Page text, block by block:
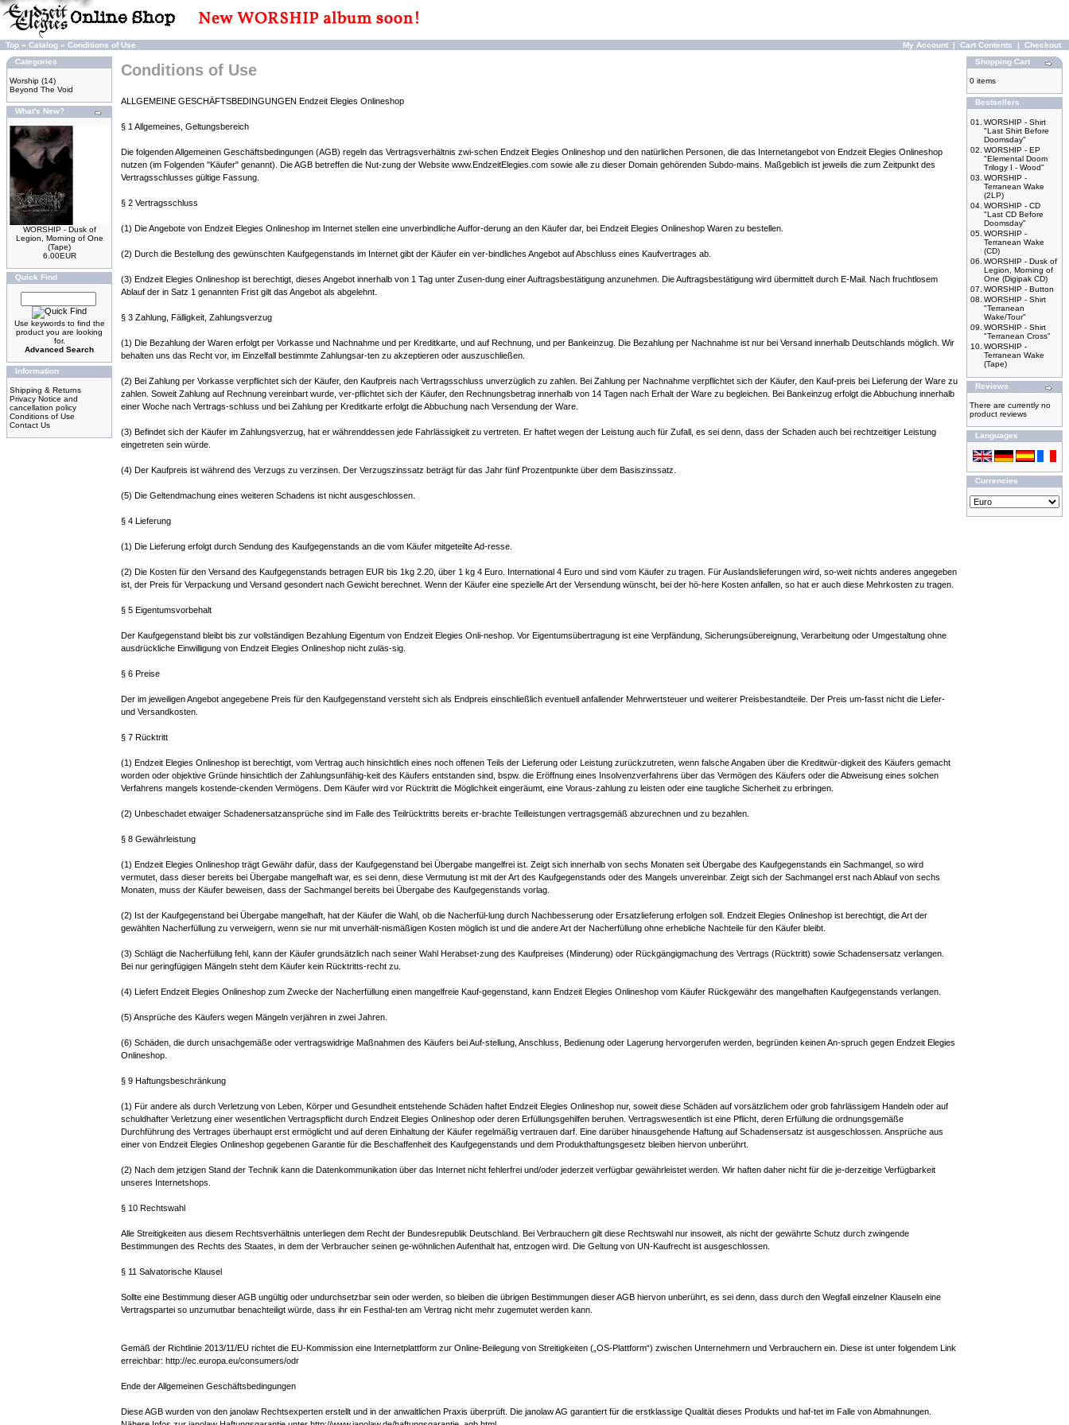
Top » Catalog » Conditions of Use My Account | Cart Contents | Checkout
Categories
Worship (14)
Beyond The Void
What's New?
WORSHIP - Dusk of
Legion, Morning of One
(Tape)
6.00EUR
Quick Find
Use keywords to find the
product you are looking
for.
Advanced Search
Information
Shipping & Returns
Privacy Notice and
cancellation policy
Conditions of Use
Contact Us
Conditions of Use
ALLGEMEINE GESCHÄFTSBEDINGUNGEN Endzeit Elegies Onlineshop
§ 1 Allgemeines, Geltungsbereich
Die folgenden Allgemeinen Geschäftsbedingungen (AGB) regeln das Vertragsverhältnis zwi-schen Endzeit Elegies Onlineshop und den natürlichen Personen, die das Internetangebot von Endzeit Elegies Onlineshop
nutzen (im Folgenden "Käufer" genannt). Die AGB betreffen die Nut-zung der Website www.EndzeitElegies.com sowie alle zu dieser Domain gehörenden Subdo-mains. Maßgeblich ist jeweils die zum Zeitpunkt des
Vertragsschlusses gültige Fassung.
§ 2 Vertragsschluss
(1) Die Angebote von Endzeit Elegies Onlineshop im Internet stellen eine unverbindliche Auffor-derung an den Käufer dar, bei Endzeit Elegies Onlineshop Waren zu bestellen.
(2) Durch die Bestellung des gewünschten Kaufgegenstands im Internet gibt der Käufer ein ver-bindliches Angebot auf Abschluss eines Kaufvertrages ab.
(3) Endzeit Elegies Onlineshop ist berechtigt, dieses Angebot innerhalb von 1 Tag unter Zusen-dung einer Auftragsbestätigung anzunehmen. Die Auftragsbestätigung wird übermittelt durch E-Mail. Nach fruchtlosem
Ablauf der in Satz 1 genannten Frist gilt das Angebot als abgelehnt.
§ 3 Zahlung, Fälligkeit, Zahlungsverzug
(1) Die Bezahlung der Waren erfolgt per Vorkasse und Nachnahme und per Kreditkarte, und auf Rechnung, und per Bankeinzug. Die Bezahlung per Nachnahme ist nur bei Versand innerhalb Deutschlands möglich. Wir
behalten uns das Recht vor, im Einzelfall bestimmte Zahlungsar-ten zu akzeptieren oder auszuschließen.
(2) Bei Zahlung per Vorkasse verpflichtet sich der Käufer, den Kaufpreis nach Vertragsschluss unverzüglich zu zahlen. Bei Zahlung per Nachnahme verpflichtet sich der Käufer, den Kauf-preis bei Lieferung der Ware zu
zahlen. Soweit Zahlung auf Rechnung vereinbart wurde, ver-pflichtet sich der Käufer, den Rechnungsbetrag innerhalb von 14 Tagen nach Erhalt der Ware zu begleichen. Bei Bankeinzug erfolgt die Abbuchung innerhalb
einer Woche nach Vertrags-schluss und bei Zahlung per Kreditkarte erfolgt die Abbuchung nach Versendung der Ware.
(3) Befindet sich der Käufer im Zahlungsverzug, hat er währenddessen jede Fahrlässigkeit zu vertreten. Er haftet wegen der Leistung auch für Zufall, es sei denn, dass der Schaden auch bei rechtzeitiger Leistung
eingetreten sein würde.
(4) Der Kaufpreis ist während des Verzugs zu verzinsen. Der Verzugszinssatz beträgt für das Jahr fünf Prozentpunkte über dem Basiszinssatz.
(5) Die Geltendmachung eines weiteren Schadens ist nicht ausgeschlossen.
§ 4 Lieferung
(1) Die Lieferung erfolgt durch Sendung des Kaufgegenstands an die vom Käufer mitgeteilte Ad-resse.
(2) Die Kosten für den Versand des Kaufgegenstands betragen EUR bis 1kg 2.20, über 1 kg 4 Euro. International 4 Euro und sind vom Käufer zu tragen. Für Auslandslieferungen wird, so-weit nichts anderes angegeben
ist, der Preis für Verpackung und Versand gesondert nach Gewicht berechnet. Wenn der Käufer eine spezielle Art der Versendung wünscht, bei der hö-here Kosten anfallen, so hat er auch diese Mehrkosten zu tragen.
§ 5 Eigentumsvorbehalt
Der Kaufgegenstand bleibt bis zur vollständigen Bezahlung Eigentum von Endzeit Elegies Onli-neshop. Vor Eigentumsübertragung ist eine Verpfändung, Sicherungsübereignung, Verarbeitung oder Umgestaltung ohne
ausdrückliche Einwilligung von Endzeit Elegies Onlineshop nicht zuläs-sig.
§ 6 Preise
Der im jeweiligen Angebot angegebene Preis für den Kaufgegenstand versteht sich als Endpreis einschließlich eventuell anfallender Mehrwertsteuer und weiterer Preisbestandteile. Der Preis um-fasst nicht die Liefer-
und Versandkosten.
§ 7 Rücktritt
(1) Endzeit Elegies Onlineshop ist berechtigt, vom Vertrag auch hinsichtlich eines noch offenen Teils der Lieferung oder Leistung zurückzutreten, wenn falsche Angaben über die Kreditwür-digkeit des Käufers gemacht
worden oder objektive Gründe hinsichtlich der Zahlungsunfähig-keit des Käufers entstanden sind, bspw. die Eröffnung eines Insolvenzverfahrens über das Vermögen des Käufers oder die Abweisung eines solchen
Verfahrens mangels kostende-ckenden Vermögens. Dem Käufer wird vor Rücktritt die Möglichkeit eingeräumt, eine Voraus-zahlung zu leisten oder eine taugliche Sicherheit zu erbringen.
(2) Unbeschadet etwaiger Schadenersatzansprüche sind im Falle des Teilrücktritts bereits er-brachte Teilleistungen vertragsgemäß abzurechnen und zu bezahlen.
§ 8 Gewährleistung
(1) Endzeit Elegies Onlineshop trägt Gewähr dafür, dass der Kaufgegenstand bei Übergabe mangelfrei ist. Zeigt sich innerhalb von sechs Monaten seit Übergabe des Kaufgegenstands ein Sachmangel, so wird
vermutet, dass dieser bereits bei Übergabe mangelhaft war, es sei denn, diese Vermutung ist mit der Art des Kaufgegenstands oder des Mangels unvereinbar. Zeigt sich der Sachmangel erst nach Ablauf von sechs
Monaten, muss der Käufer beweisen, dass der Sachmangel bereits bei Übergabe des Kaufgegenstands vorlag.
(2) Ist der Kaufgegenstand bei Übergabe mangelhaft, hat der Käufer die Wahl, ob die Nacherfül-lung durch Nachbesserung oder Ersatzlieferung erfolgen soll. Endzeit Elegies Onlineshop ist berechtigt, die Art der
gewählten Nacherfüllung zu verweigern, wenn sie nur mit unverhält-nismäßigen Kosten möglich ist und die andere Art der Nacherfüllung ohne erhebliche Nachteile für den Käufer bleibt.
(3) Schlägt die Nacherfüllung fehl, kann der Käufer grundsätzlich nach seiner Wahl Herabset-zung des Kaufpreises (Minderung) oder Rückgängigmachung des Vertrags (Rücktritt) sowie Schadensersatz verlangen.
Bei nur geringfügigen Mängeln steht dem Käufer kein Rücktritts-recht zu.
(4) Liefert Endzeit Elegies Onlineshop zum Zwecke der Nacherfüllung einen mangelfreie Kauf-gegenstand, kann Endzeit Elegies Onlineshop vom Käufer Rückgewähr des mangelhaften Kaufgegenstands verlangen.
(5) Ansprüche des Käufers wegen Mängeln verjähren in zwei Jahren.
(6) Schäden, die durch unsachgemäße oder vertragswidrige Maßnahmen des Käufers bei Auf-stellung, Anschluss, Bedienung oder Lagerung hervorgerufen werden, begründen keinen An-spruch gegen Endzeit Elegies
Onlineshop.
§ 9 Haftungsbeschränkung
(1) Für andere als durch Verletzung von Leben, Körper und Gesundheit entstehende Schäden haftet Endzeit Elegies Onlineshop nur, soweit diese Schäden auf vorsätzlichem oder grob fahrlässigem Handeln oder auf
schuldhafter Verletzung einer wesentlichen Vertragspflicht durch Endzeit Elegies Onlineshop oder deren Erfüllungsgehilfen beruhen. Vertragswesentlich ist eine Pflicht, deren Erfüllung die ordnungsgemäße
Durchführung des Vertrages überhaupt erst ermöglicht und auf deren Einhaltung der Käufer regelmäßig vertrauen darf. Eine darüber hinausgehende Haftung auf Schadensersatz ist ausgeschlossen. Ansprüche aus
einer von Endzeit Elegies Onlineshop gegebenen Garantie für die Beschaffenheit des Kaufgegenstands und dem Produkthaftungsgesetz bleiben hiervon unberührt.
(2) Nach dem jetzigen Stand der Technik kann die Datenkommunikation über das Internet nicht fehlerfrei und/oder jederzeit verfügbar gewährleistet werden. Wir haften daher nicht für die je-derzeitige Verfügbarkeit
unseres Internetshops.
§ 10 Rechtswahl
Alle Streitigkeiten aus diesem Rechtsverhältnis unterliegen dem Recht der Bundesrepublik Deutschland. Bei Verbrauchern gilt diese Rechtswahl nur insoweit, als nicht der gewährte Schutz durch zwingende
Bestimmungen des Rechts des Staates, in dem der Verbraucher seinen ge-wöhnlichen Aufenthalt hat, entzogen wird. Die Geltung von UN-Kaufrecht ist ausgeschlossen.
§ 11 Salvatorische Klausel
Sollte eine Bestimmung dieser AGB ungültig oder undurchsetzbar sein oder werden, so bleiben die übrigen Bestimmungen dieser AGB hiervon unberührt, es sei denn, dass durch den Wegfall einzelner Klauseln eine
Vertragspartei so unzumutbar benachteiligt würde, dass ihr ein Festhal-ten am Vertrag nicht mehr zugemutet werden kann.
Gemäß der Richtlinie 2013/11/EU richtet die EU-Kommission eine Internetplattform zur Online-Beilegung von Streitigkeiten („OS-Plattform“) zwischen Unternehmern und Verbrauchern ein. Diese ist unter folgendem Link
erreichbar: http://ec.europa.eu/consumers/odr
Ende der Allgemeinen Geschäftsbedingungen
Diese AGB wurden von den janolaw Rechtsexperten erstellt und in der anwaltlichen Praxis überprüft. Die janolaw AG garantiert für die erstklassige Qualität dieses Produkts und haf-tet im Falle von Abmahnungen.
Shopping Cart
0 items
Bestsellers
01.
WORSHIP - Shirt
"Last Shirt Before
Doomsday"
02. WORSHIP - EP
"Elemental Doom
Trilogy I - Wood"
03. WORSHIP -
Terranean Wake
(2LP)
04. WORSHIP - CD
"Last CD Before
Doomsday"
05. WORSHIP -
Terranean Wake
(CD)
06. WORSHIP - Dusk of
Legion, Morning of
One (Digipak CD)
07. WORSHIP - Button
08. WORSHIP - Shirt
"Terranean
Wake/Tour"
09. WORSHIP - Shirt
"Terranean Cross"
10. WORSHIP -
Terranean Wake
(Tape)
Reviews
There are currently no
product reviews
Languages
Currencies